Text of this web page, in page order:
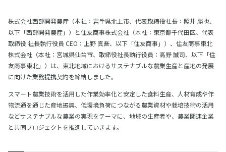
株式会社西部開発農産（本社：岩手県北上市、代表取締役社長：照井 勝也、
以下「西部開発農産」）と住友商事株式会社（本社：東京都千代田区、代表
取締役 社長執行役員 CEO：上野 真吾、以下「住友商事」）、住友商事東北
株式会社（本社：宮城県仙台市、取締役社長執行役員：高野 誠司、以下「住
友商事東北」）は、東北地域におけるサステナブルな農業生産と産地の発展
に向けた業務提携契約を締結しました。
スマート農業技術を活用した作業効率化と安定した食料生産、人材育成や作
物流通を通じた産地振興、低環境負荷につながる農業資材や栽培技術の活用
などサステナブルな農業の実現をテーマに、地域の生産者や、農業関連企業
と共同プロジェクトを推進していきます。